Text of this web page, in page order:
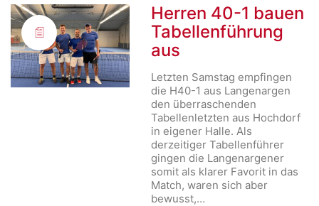
Herren 40-1 bauen
Tabellenführung
aus
Letzten Samstag empfingen
die H40-1 aus Langenargen
den überraschenden
Tabellenletzten aus Hochdorf
in eigener Halle. Als
derzeitiger Tabellenführer
gingen die Langenargener
somit als klarer Favorit in das
Match, waren sich aber
bewusst,…